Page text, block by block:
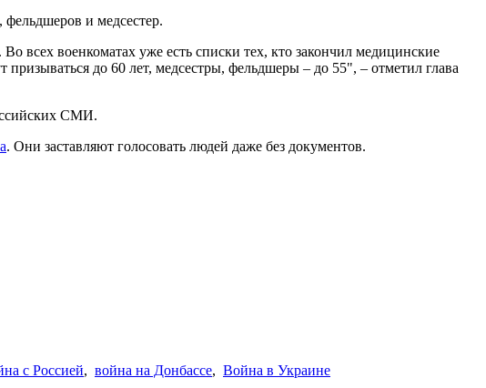
фельдшеров и медсестер.
всех военкоматах уже есть списки тех, кто закончил медицинские
до 60 лет, медсестры, фельдшеры – до 55", – отметил глава
СМИ.
. Они заставляют голосовать людей даже без документов.
с Россией, война на Донбассе, Война в Украине